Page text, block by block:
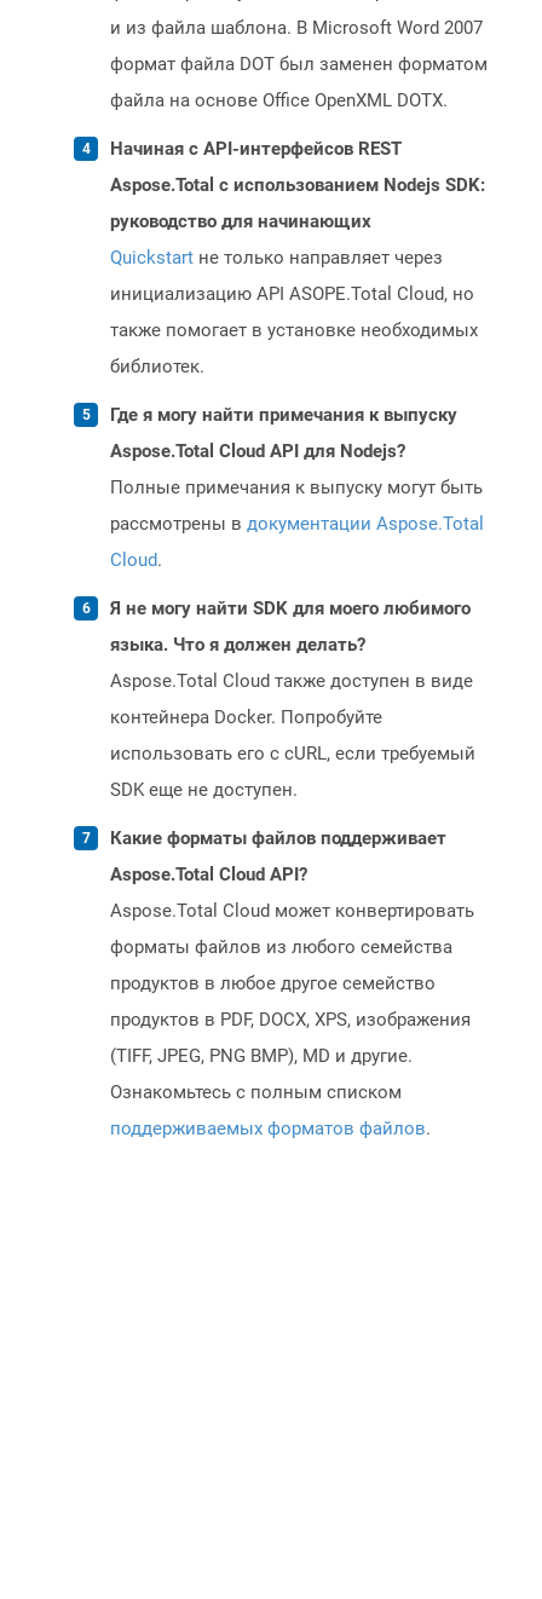
и из файла шаблона. В Microsoft Word 2007
формат файла DOT был заменен форматом
файла на основе Office OpenXML DOTX.
Начиная с API-интерфейсов REST
Aspose.Total с использованием Nodejs SDK:
руководство для начинающих
Quickstart не только направляет через
инициализацию API ASOPE.Total Cloud, но
также помогает в установке необходимых
библиотек.
Где я могу найти примечания к выпуску
Aspose.Total Cloud API для Nodejs?
Полные примечания к выпуску могут быть
рассмотрены в документации Aspose.Total
Cloud.
Я не могу найти SDK для моего любимого
языка. Что я должен делать?
Aspose.Total Cloud также доступен в виде
контейнера Docker. Попробуйте
использовать его с cURL, если требуемый
SDK еще не доступен.
Какие форматы файлов поддерживает
Aspose.Total Cloud API?
Aspose.Total Cloud может конвертировать
форматы файлов из любого семейства
продуктов в любое другое семейство
продуктов в PDF, DOCX, XPS, изображения
(TIFF, JPEG, PNG BMP), MD и другие.
Ознакомьтесь с полным списком
поддерживаемых форматов файлов.